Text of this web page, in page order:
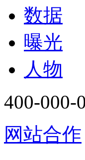
数据
曝光
人物
400-000-
网站合作